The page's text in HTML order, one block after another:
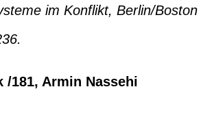
im Konflikt, Berlin/Boston
/181, Armin Nassehi